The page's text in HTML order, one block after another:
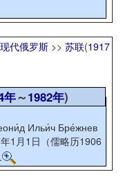
代俄罗斯 >> 苏联(1917
年～1982年)
Ильи́ч Бре́жнев
1月1日（儒略历1906